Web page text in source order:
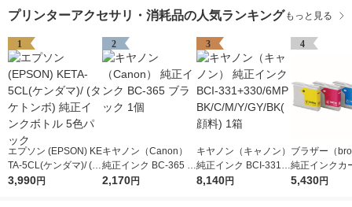
プリンターアクセサリ・消耗品の人気ランキング もっと見る
1
エプソン (EPSON) KE
TA-5CL(ケンダマ)/ (タ
ケトンボ) 純正インク
3,990円
2
キヤノン（Canon）
純正インク BC-365 ブ
ラック 1個
2,170円
3
キヤノン（キャノン）
純正インク BCI-331+
330/6MP BK/C/M/Y/G
8,140円
4
ブラザー（
純正インクカ
ジ LC10-4PK
5,430円